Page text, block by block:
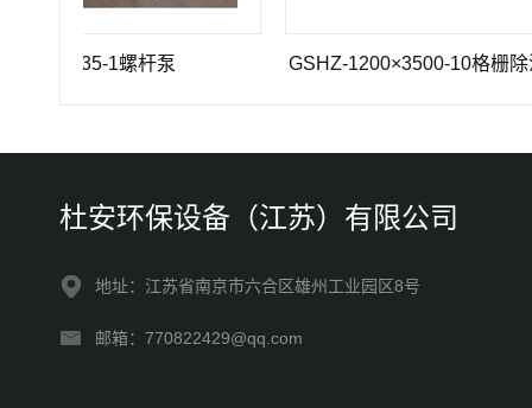
G 35-1螺杆泵 GSHZ-1200×3500-10格栅除污机
杜安环保设备（江苏）有限公司
地址：江苏省南京市六合区雄州工业园区8号
邮箱：770822429@qq.com